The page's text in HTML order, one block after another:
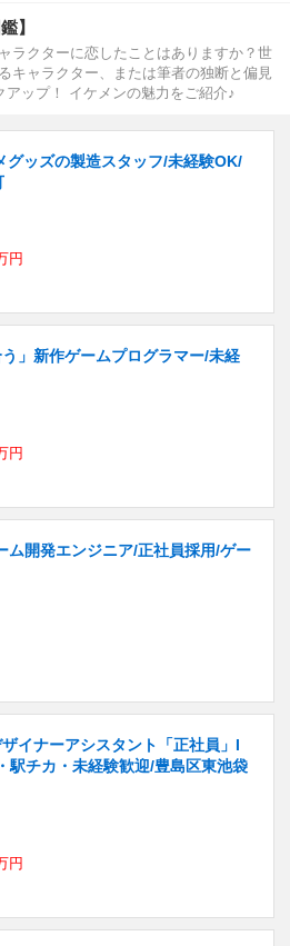
】
ラクターに恋したことはありますか？世
キャラクター、または筆者の独断と偏見
アップ！ イケメンの魅力をご紹介♪
グッズの製造スタッフ/未経験OK/
円
」新作ゲームプログラマー/未経
円
ム開発エンジニア/正社員採用/ゲー
ザイナーアシスタント「正社員」I
駅チカ・未経験歓迎/豊島区東池袋
円